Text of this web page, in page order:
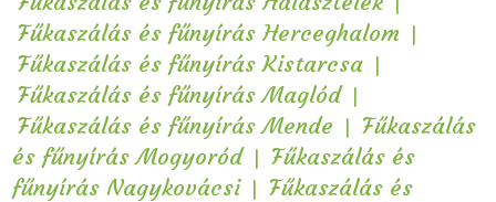
Fűkaszálás és fűnyírás Herceghalom |
Fűkaszálás és fűnyírás Kistarcsa |
Fűkaszálás és fűnyírás Maglód |
Fűkaszálás és fűnyírás Mende | Fűkaszálás
és fűnyírás Mogyoród | Fűkaszálás és
fűnyírás Nagykovácsi | Fűkaszálás és